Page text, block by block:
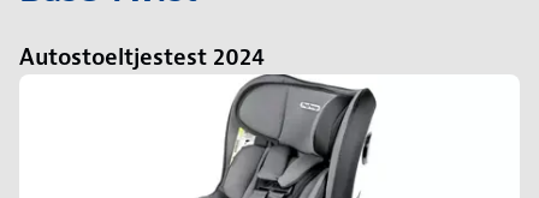
Autostoeltjestest 2024